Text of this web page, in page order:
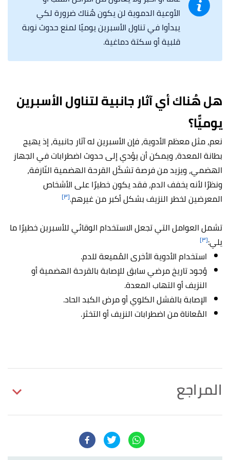
الأوعية الدموية لن يكون هُناك ضرورة لكي
يبدأوا في تناول الأسبرين يوميًا لمنع حدوث نوبة
قلبية أو سكتة دماغية.
هل هُناك أي آثار جانبية لتناول الأسبرين
يوميًّا؟
نعم، مثل معظم الأدوية، فإن الأسبرين له آثار جانبية، إذ يهيج
بطانة المعدة، ويمكن أن يؤدي إلى حدوث اضطرابات في الجهاز
الهضمي، ويزيد من فرصة تشكّل القرحة الهضمية النّازفة،
ونظرًا لأنه يخفف الدم، فقد يكون خطيرًا على الأشخاص
المعرضين لخطر النزيف بشكل أكبر من غيرهم.[٣]
تشمل العوامل التي تجعل الاستخدام الوقائي للأسبرين خطيرًا ما
يلي:[٣]
استخدام الأدوية الأخرى المُميعة للدم.
وُجود تاريخ مرضي سابق للإصابة بالقرحة الهضمية أو
النزيف أو التهاب المعدة.
الإصابة بالفشل الكلوي أو مرض الكبد الحاد.
المُعاناة من اضطرابات النزيف أو التخثر.
المراجع
medlineplus , Retrieved 23/2/2023. Edited.